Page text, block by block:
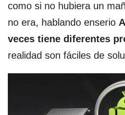
como si no hubiera un
no era, hablando enserio
veces tiene diferentes
realidad son fáciles de